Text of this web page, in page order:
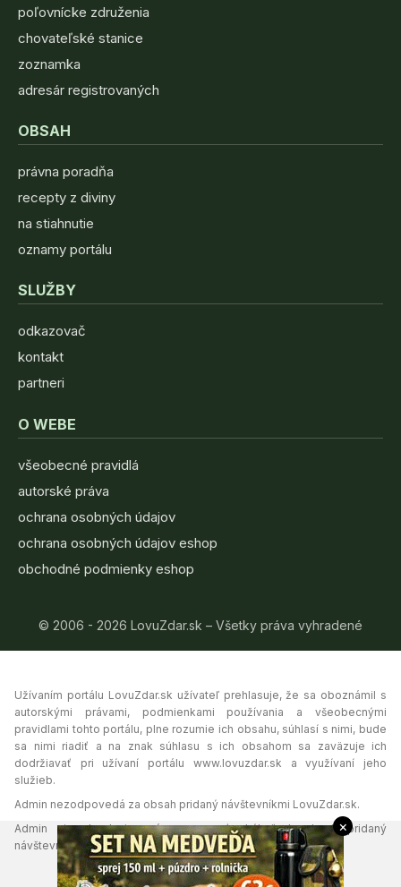
poľovnícke združenia
chovateľské stanice
zoznamka
adresár registrovaných
OBSAH
právna poradňa
recepty z diviny
na stiahnutie
oznamy portálu
SLUŽBY
odkazovač
kontakt
partneri
O WEBE
všeobecné pravidlá
autorské práva
ochrana osobných údajov
ochrana osobných údajov eshop
obchodné podmienky eshop
© 2006 - 2026 LovuZdar.sk – Všetky práva vyhradené
Užívaním portálu LovuZdar.sk užívateľ prehlasuje, že sa oboznámil s
autorskými právami, podmienkami používania a všeobecnými
pravidlami tohto portálu, plne rozumie ich obsahu, súhlasí s nimi, bude
sa nimi riadiť a na znak súhlasu s ich obsahom sa zaväzuje ich
dodržiavať pri užívaní portálu www.lovuzdar.sk a využívaní jeho
služieb.
Admin nezodpovedá za obsah pridaný návštevníkmi LovuZdar.sk.
Admin si vyhradzuje právo vymazať akýkoľvek obsah pridaný
návštevníkmi portálu, ak tak uzná za vhodné.
×